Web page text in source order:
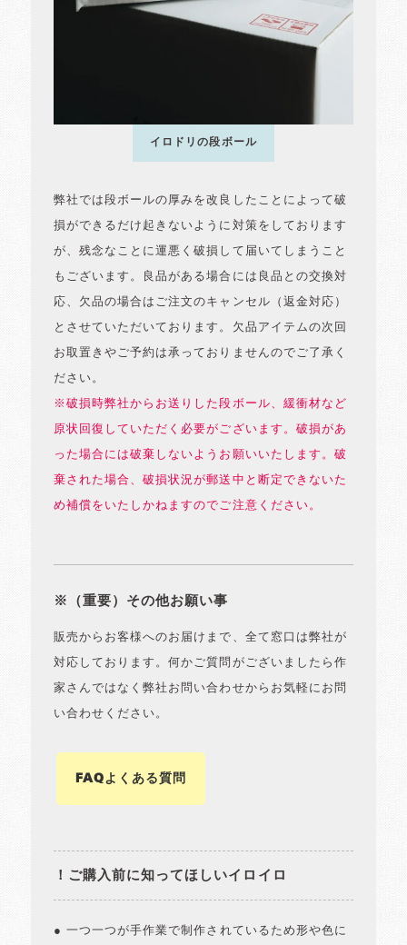
イロドリの段ボール
弊社では段ボールの厚みを改良したことによって破
損ができるだけ起きないように対策をしております
が、残念なことに運悪く破損して届いてしまうこと
もございます。良品がある場合には良品との交換対
応、欠品の場合はご注文のキャンセル（返金対応）
とさせていただいております。欠品アイテムの次回
お取置きやご予約は承っておりませんのでご了承く
ださい。
※破損時弊社からお送りした段ボール、緩衝材など
原状回復していただく必要がございます。破損があ
った場合には破棄しないようお願いいたします。破
棄された場合、破損状況が郵送中と断定できないた
め補償をいたしかねますのでご注意ください。
※（重要）その他お願い事
販売からお客様へのお届けまで、全て窓口は弊社が
対応しております。何かご質問がございましたら作
家さんではなく弊社お問い合わせからお気軽にお問
い合わせください。
FAQよくある質問
！ご購入前に知ってほしいイロイロ
● 一つ一つが手作業で制作されているため形や色に